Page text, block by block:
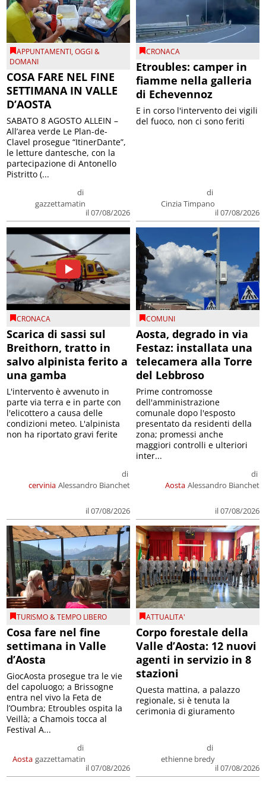
APPUNTAMENTI,OGGI &
DOMANI
COSA FARE NEL FINE
SETTIMANA IN VALLE
D’AOSTA
di
gazzettamatin
il 07/08/2026
SABATO 8 AGOSTO ALLEIN –
All’area verde Le Plan-de-
Clavel prosegue “ItinerDante”,
le letture dantesche, con la
partecipazione di Antonello
Pistritto (...
CRONACA
Etroubles: camper in
fiamme nella galleria
di Echevennoz
di
Cinzia Timpano
il 07/08/2026
E in corso l'intervento dei vigili
del fuoco, non ci sono feriti
CRONACA
Scarica di sassi sul
Breithorn, tratto in
salvo alpinista ferito a
una gamba
cervinia
di
Alessandro Bianchet
il 07/08/2026
L'intervento è avvenuto in
parte via terra e in parte con
l'elicottero a causa delle
condizioni meteo. L'alpinista
non ha riportato gravi ferite
COMUNI
Aosta, degrado in via
Festaz: installata una
telecamera alla Torre
del Lebbroso
Aosta
di
Alessandro Bianchet
il 07/08/2026
Prime contromosse
dell'amministrazione
comunale dopo l'esposto
presentato da residenti della
zona; promessi anche
maggiori controlli e ulteriori
inter...
TURISMO & TEMPO LIBERO
Cosa fare nel fine
settimana in Valle
d’Aosta
Aosta
di
gazzettamatin
il 07/08/2026
GiocAosta prosegue tra le vie
del capoluogo; a Brissogne
entra nel vivo la Feta de
l’Oumbra; Etroubles ospita la
Veillà; a Chamois tocca al
Festival A...
ATTUALITA'
Corpo forestale della
Valle d’Aosta: 12 nuovi
agenti in servizio in 8
stazioni
di
ethienne bredy
il 07/08/2026
Questa mattina, a palazzo
regionale, si è tenuta la
cerimonia di giuramento